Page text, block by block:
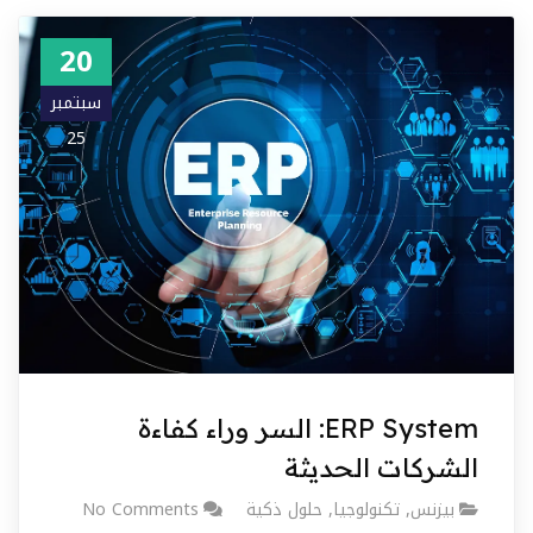
20
سبتمبر
25
ERP System: السر وراء كفاءة
الشركات الحديثة
بيزنس,تكنولوجيا, حلول ذكية No Comments